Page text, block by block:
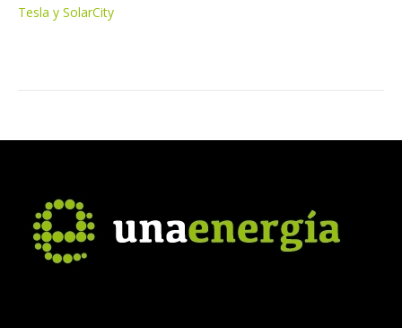
Tesla y SolarCity